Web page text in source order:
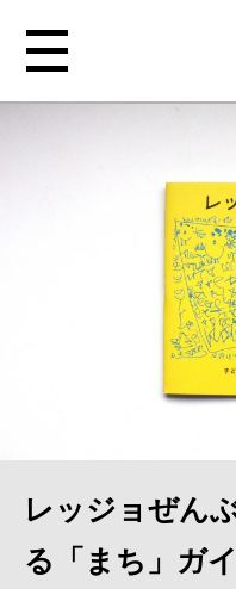
レッジョぜん
る「まち」ガ